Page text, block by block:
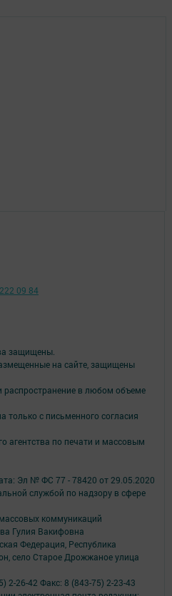
защищены.
на сайте, защищены
распространение в любом объеме
только с письменного согласия
агентства по печати и массовым
Эл № ФС 77 - 78420 от 29.05.2020
службой по надзору в сфере
коммуникаций
Гулия Вакифовна
Федерация, Республика
село Старое Дрожжаное улица
2-26-42 Факс: 8 (843-75) 2-23-43
09 84